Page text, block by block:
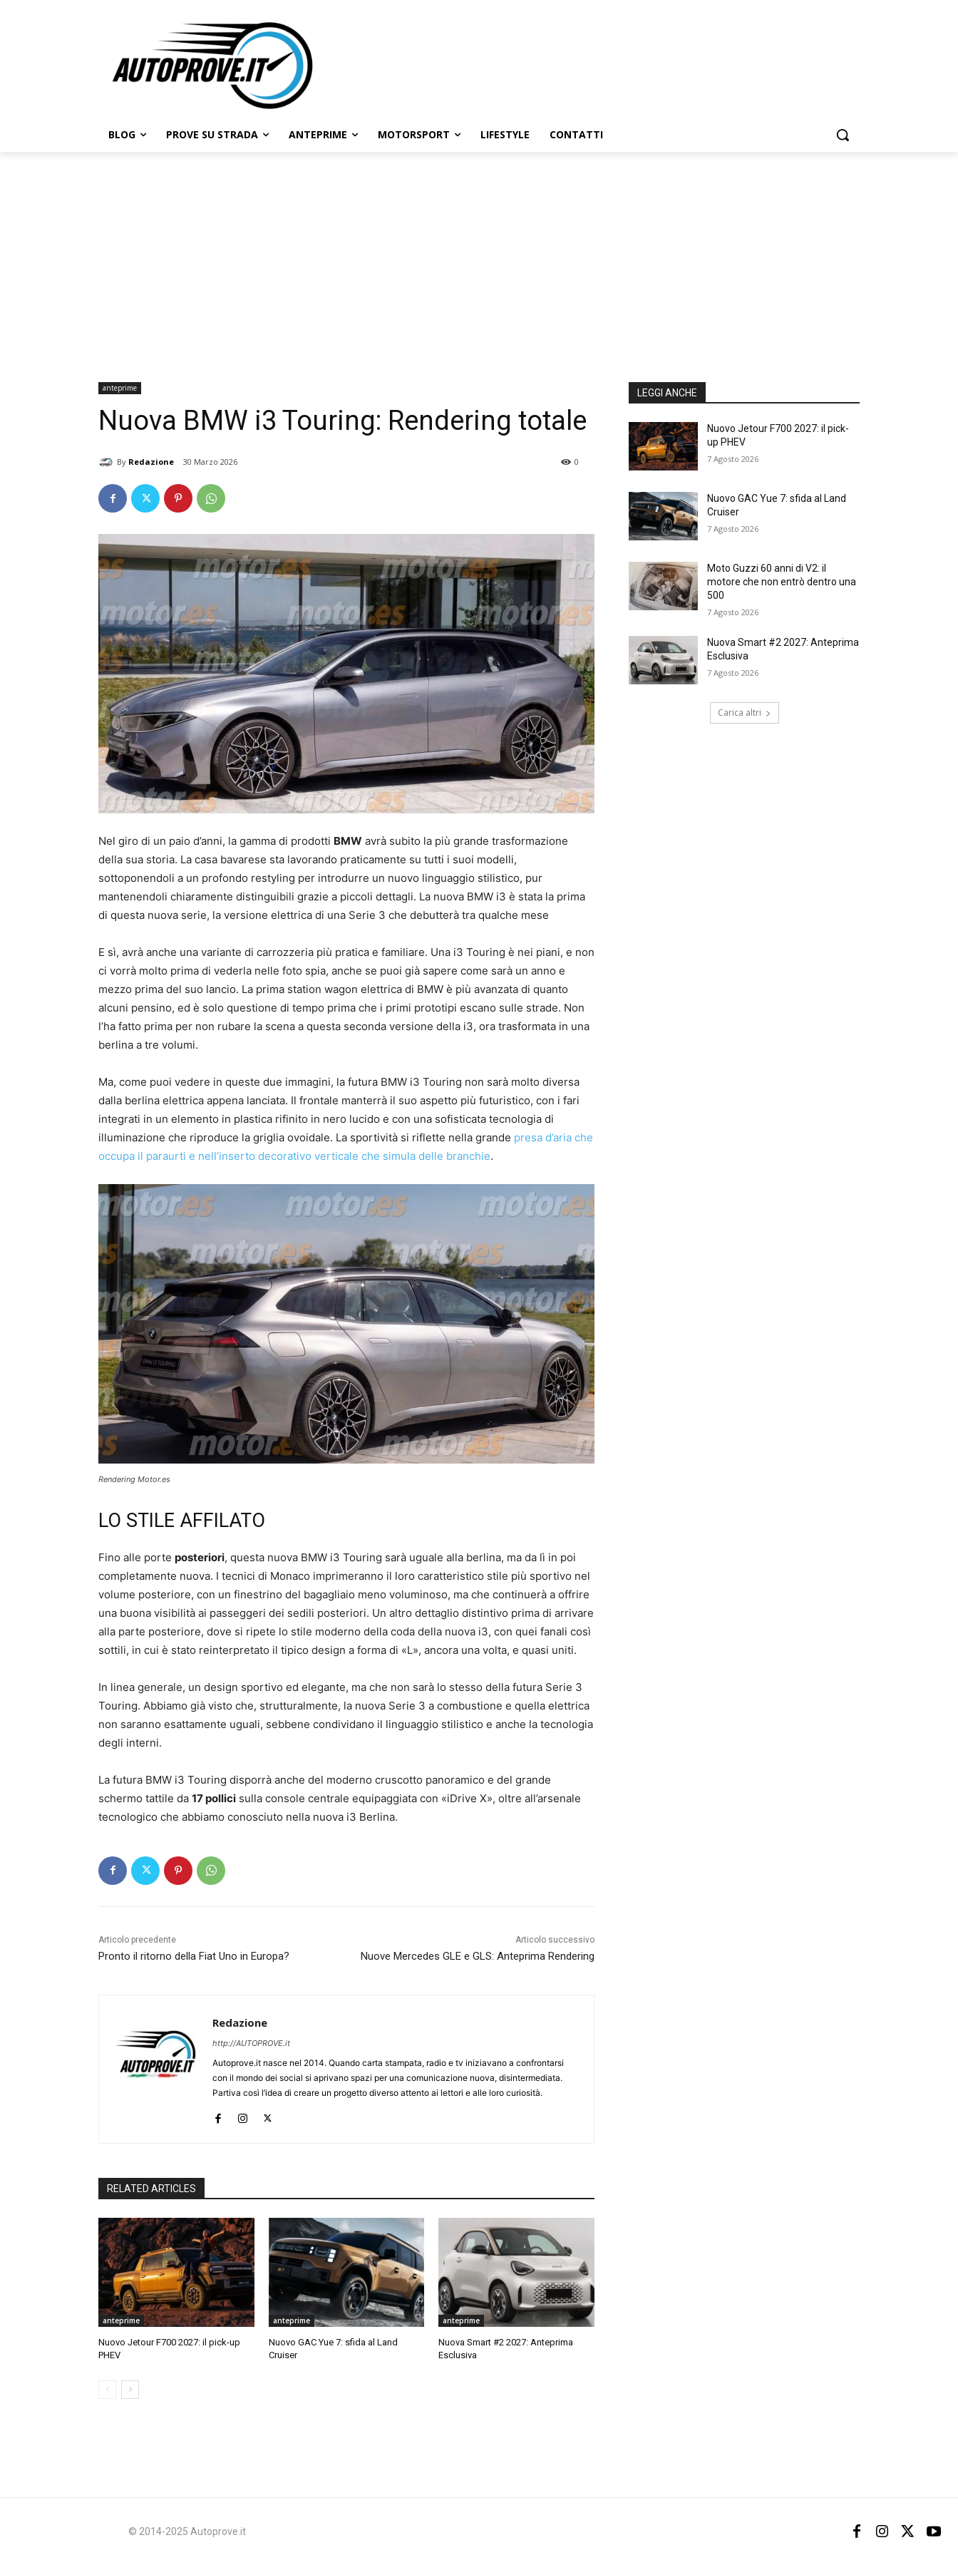
BLOG PROVE SU STRADA ANTEPRIME MOTORSPORT LIFESTYLE CONTATTI
anteprime
Nuova BMW i3 Touring: Rendering totale
By Redazione 30 Marzo 2026 0
Nel giro di un paio d’anni, la gamma di prodotti BMW avrà subito la più grande trasformazione
della sua storia. La casa bavarese sta lavorando praticamente su tutti i suoi modelli,
sottoponendoli a un profondo restyling per introdurre un nuovo linguaggio stilistico, pur
mantenendoli chiaramente distinguibili grazie a piccoli dettagli. La nuova BMW i3 è stata la prima
di questa nuova serie, la versione elettrica di una Serie 3 che debutterà tra qualche mese
E sì, avrà anche una variante di carrozzeria più pratica e familiare. Una i3 Touring è nei piani, e non
ci vorrà molto prima di vederla nelle foto spia, anche se puoi già sapere come sarà un anno e
mezzo prima del suo lancio. La prima station wagon elettrica di BMW è più avanzata di quanto
alcuni pensino, ed è solo questione di tempo prima che i primi prototipi escano sulle strade. Non
l’ha fatto prima per non rubare la scena a questa seconda versione della i3, ora trasformata in una
berlina a tre volumi.
Ma, come puoi vedere in queste due immagini, la futura BMW i3 Touring non sarà molto diversa
dalla berlina elettrica appena lanciata. Il frontale manterrà il suo aspetto più futuristico, con i fari
integrati in un elemento in plastica rifinito in nero lucido e con una sofisticata tecnologia di
illuminazione che riproduce la griglia ovoidale. La sportività si riflette nella grande presa d’aria che
occupa il paraurti e nell’inserto decorativo verticale che simula delle branchie.
Rendering Motor.es
LO STILE AFFILATO
Fino alle porte posteriori, questa nuova BMW i3 Touring sarà uguale alla berlina, ma da lì in poi
completamente nuova. I tecnici di Monaco imprimeranno il loro caratteristico stile più sportivo nel
volume posteriore, con un finestrino del bagagliaio meno voluminoso, ma che continuerà a offrire
una buona visibilità ai passeggeri dei sedili posteriori. Un altro dettaglio distintivo prima di arrivare
alla parte posteriore, dove si ripete lo stile moderno della coda della nuova i3, con quei fanali così
sottili, in cui è stato reinterpretato il tipico design a forma di «L», ancora una volta, e quasi uniti.
In linea generale, un design sportivo ed elegante, ma che non sarà lo stesso della futura Serie 3
Touring. Abbiamo già visto che, strutturalmente, la nuova Serie 3 a combustione e quella elettrica
non saranno esattamente uguali, sebbene condividano il linguaggio stilistico e anche la tecnologia
degli interni.
La futura BMW i3 Touring disporrà anche del moderno cruscotto panoramico e del grande
schermo tattile da 17 pollici sulla console centrale equipaggiata con «iDrive X», oltre all’arsenale
tecnologico che abbiamo conosciuto nella nuova i3 Berlina.
Articolo precedente
Pronto il ritorno della Fiat Uno in Europa?
Articolo successivo
Nuove Mercedes GLE e GLS: Anteprima Rendering
Redazione
http://AUTOPROVE.it
Autoprove.it nasce nel 2014. Quando carta stampata, radio e tv iniziavano a confrontarsi
con il mondo dei social si aprivano spazi per una comunicazione nuova, disintermediata.
Partiva così l’idea di creare un progetto diverso attento ai lettori e alle loro curiosità.
RELATED ARTICLES
anteprime
Nuovo Jetour F700 2027: il pick-up
PHEV
anteprime
Nuovo GAC Yue 7: sfida al Land
Cruiser
anteprime
Nuova Smart #2 2027: Anteprima
Esclusiva
LEGGI ANCHE
Nuovo Jetour F700 2027: il pick-
up PHEV
7 Agosto 2026
Nuovo GAC Yue 7: sfida al Land
Cruiser
7 Agosto 2026
Moto Guzzi 60 anni di V2: il
motore che non entrò dentro una
500
7 Agosto 2026
Nuova Smart #2 2027: Anteprima
Esclusiva
7 Agosto 2026
Carica altri
© 2014-2025 Autoprove.it